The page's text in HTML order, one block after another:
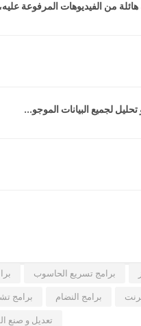
من الفيديوهات المرفوعة
لجميع البيانات الموجو...
برامج تسريع الحاسوب
برامج برامج النضام
تعديل و صنع